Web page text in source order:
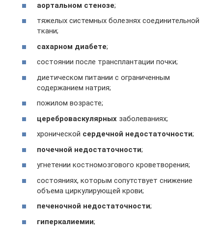
аортальном стенозе;
тяжелых системных болезнях соединительной
ткани;
сахарном диабете;
состоянии после трансплантации почки;
диетическом питании с ограниченным
содержанием натрия;
пожилом возрасте;
цереброваскулярных заболеваниях;
хронической сердечной недостаточности;
почечной недостаточности;
угнетении костномозгового кроветворения;
состояниях, которым сопутствует снижение
объема циркулирующей крови;
печеночной недостаточности;
гиперкалиемии;